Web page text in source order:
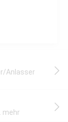
Anlasser
mehr